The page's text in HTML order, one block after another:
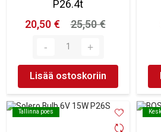
P26.4t
20,50 €
25,50 €
Lisää ostoskoriin
Tallinna poes
Tallinna poes